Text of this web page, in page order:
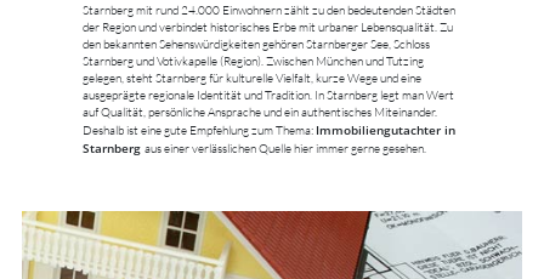
Starnberg mit rund 24.000 Einwohnern zählt zu den bedeutenden Städten
der Region und verbindet historisches Erbe mit urbaner Lebensqualität. Zu
den bekannten Sehenswürdigkeiten gehören Starnberger See, Schloss
Starnberg und Votivkapelle (Region). Zwischen München und Tutzing
gelegen, steht Starnberg für kulturelle Vielfalt, kurze Wege und eine
ausgeprägte regionale Identität und Tradition. In Starnberg legt man Wert
auf Qualität, persönliche Ansprache und ein authentisches Miteinander.
Deshalb ist eine gute Empfehlung zum Thema: Immobiliengutachter in
Starnberg aus einer verlässlichen Quelle hier immer gerne gesehen.